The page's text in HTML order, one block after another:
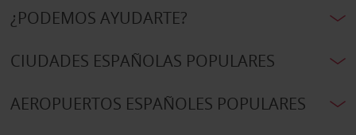
¿PODEMOS AYUDARTE?
CIUDADES ESPAÑOLAS POPULARES
AEROPUERTOS ESPAÑOLES POPULARES